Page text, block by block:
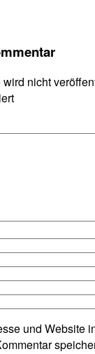
nicht
und Website